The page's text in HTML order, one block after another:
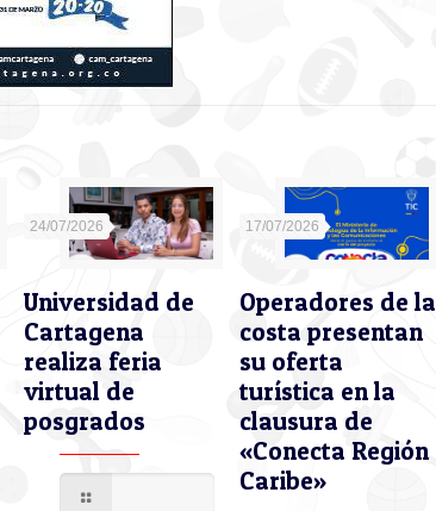
24/07/2026
Universidad de
Cartagena
realiza feria
virtual de
posgrados
17/07/2026
Operadores de la
costa presentan
su oferta
turística en la
clausura de
«Conecta Región
Caribe»